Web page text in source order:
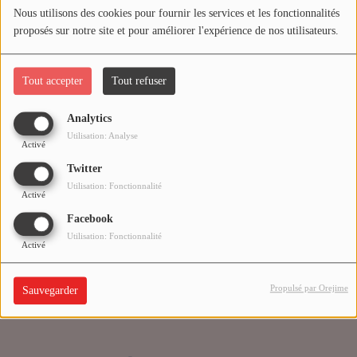
Nous utilisons des cookies pour fournir les services et les fonctionnalités
proposés sur notre site et pour améliorer l'expérience de nos utilisateurs.
Tout accepter Tout refuser
Analytics
Activé
Utilisation: Analyse
Twitter
Activé
Utilisation: Fonctionnalité
Facebook
Activé
Utilisation: Fonctionnalité
Sauvegarder Propulsé par Orejime
Médias
PODCASTS
Agenda
Titres diffusés
Se connecter
Oups, vous avez
rencontré une erreur.
Il semble que la page que vous recherchez n’existe plus.